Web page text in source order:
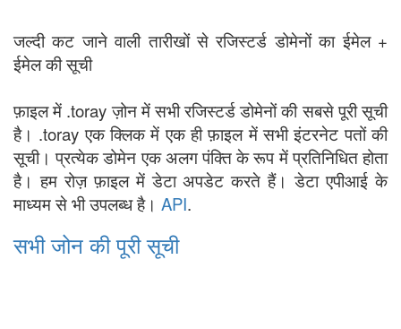
जल्दी कट जाने वाली तारीखों से रजिस्टर्ड डोमेनों का ईमेल +
ईमेल की सूची
फ़ाइल में .toray ज़ोन में सभी रजिस्टर्ड डोमेनों की सबसे पूरी सूची
है। .toray एक क्लिक में एक ही फ़ाइल में सभी इंटरनेट पतों की
सूची। प्रत्येक डोमेन एक अलग पंक्ति के रूप में प्रतिनिधित होता
है। हम रोज़ फ़ाइल में डेटा अपडेट करते हैं। डेटा एपीआई के
माध्यम से भी उपलब्ध है। API.
सभी जोन की पूरी सूची